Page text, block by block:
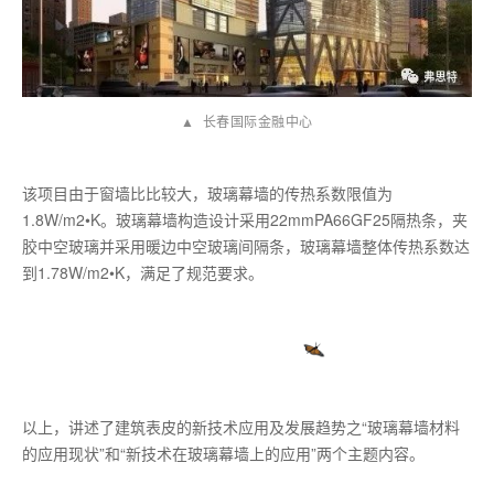
▲ 长春国际金融中心
该项目由于窗墙比比较大，玻璃幕墙的传热系数限值为
1.8W/m2•K。玻璃幕墙构造设计采用22mmPA66GF25隔热条，夹
胶中空玻璃并采用暖边中空玻璃间隔条，玻璃幕墙整体传热系数达
到1.78W/m2•K，满足了规范要求。
以上，讲述了建筑表皮的新技术应用及发展趋势之“玻璃幕墙材料
的应用现状”和“新技术在玻璃幕墙上的应用”两个主题内容。